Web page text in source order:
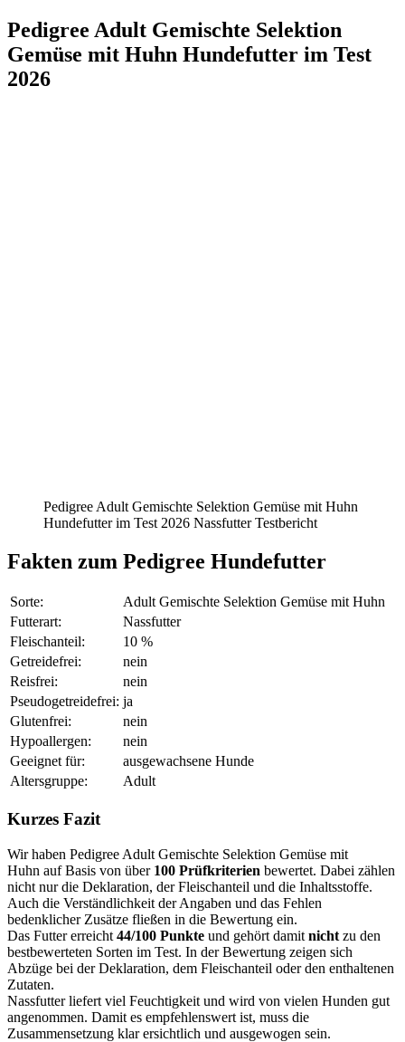
Pedigree Adult Gemischte Selektion
Gemüse mit Huhn Hundefutter im Test
2026
Pedigree Adult Gemischte Selektion Gemüse mit Huhn
Hundefutter im Test 2026 Nassfutter Testbericht
Fakten zum Pedigree Hundefutter
Sorte:
Adult Gemischte Selektion Gemüse mit Huhn
Futterart:
Nassfutter
Fleischanteil:
10 %
Getreidefrei:
nein
Reisfrei:
nein
Pseudogetreidefrei: ja
Glutenfrei:
nein
Hypoallergen:
nein
Geeignet für:
ausgewachsene Hunde
Altersgruppe:
Adult
Kurzes Fazit
Wir haben Pedigree Adult Gemischte Selektion Gemüse mit
Huhn auf Basis von über 100 Prüfkriterien bewertet. Dabei zählen
nicht nur die Deklaration, der Fleischanteil und die Inhaltsstoffe.
Auch die Verständlichkeit der Angaben und das Fehlen
bedenklicher Zusätze fließen in die Bewertung ein.
Das Futter erreicht 44/100 Punkte und gehört damit nicht zu den
bestbewerteten Sorten im Test. In der Bewertung zeigen sich
Abzüge bei der Deklaration, dem Fleischanteil oder den enthaltenen
Zutaten.
Nassfutter liefert viel Feuchtigkeit und wird von vielen Hunden gut
angenommen. Damit es empfehlenswert ist, muss die
Zusammensetzung klar ersichtlich und ausgewogen sein.